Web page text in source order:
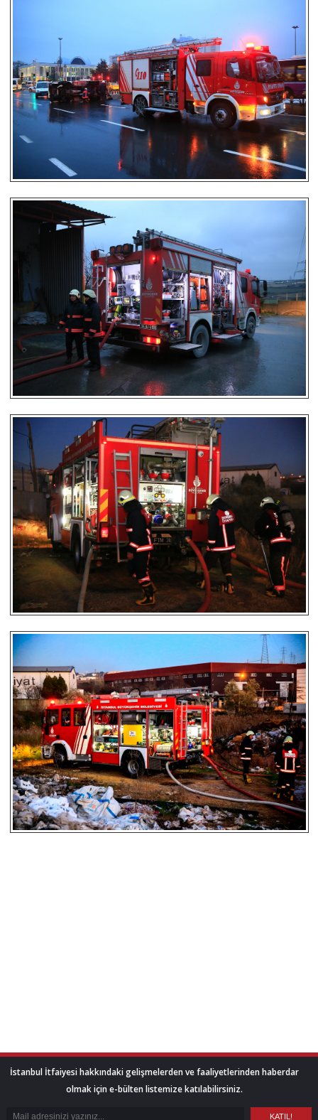
İstanbul İtfaiyesi hakkındaki gelişmelerden ve faaliyetlerinden haberdar
olmak için e-bülten listemize katılabilirsiniz.